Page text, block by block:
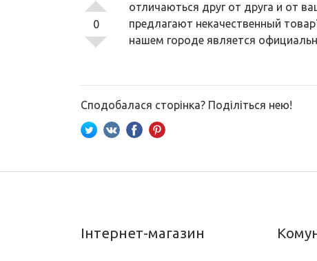
0
отличаються друг от друга и от
предлагают некачественный
нашем городе является
Сподобалася сторінка? Поділіться нею!
Інтернет-магазин